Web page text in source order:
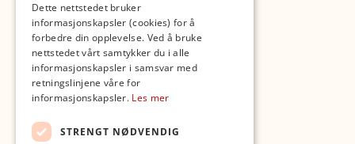
Med forbehold om skrive- og lagerfeil
Dette nettstedet bruker
informasjonskapsler (cookies) for å
forbedre din opplevelse. Ved å bruke
nettstedet vårt samtykker du i alle
informasjonskapsler i samsvar med
retningslinjene våre for
informasjonskapsler. Les mer
STRENGT NØDVENDIG